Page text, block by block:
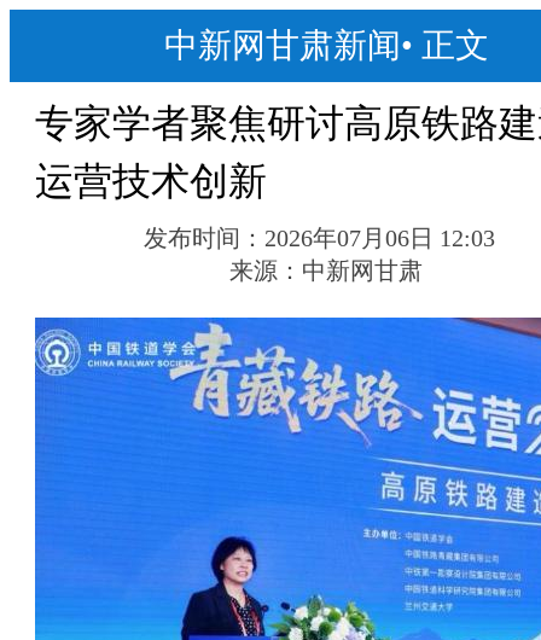
中新网甘肃新闻• 正文
专家学者聚焦研讨高原铁路
运营技术创新
发布时间： 2026年07月06日 12:03
来源： 中新网甘肃